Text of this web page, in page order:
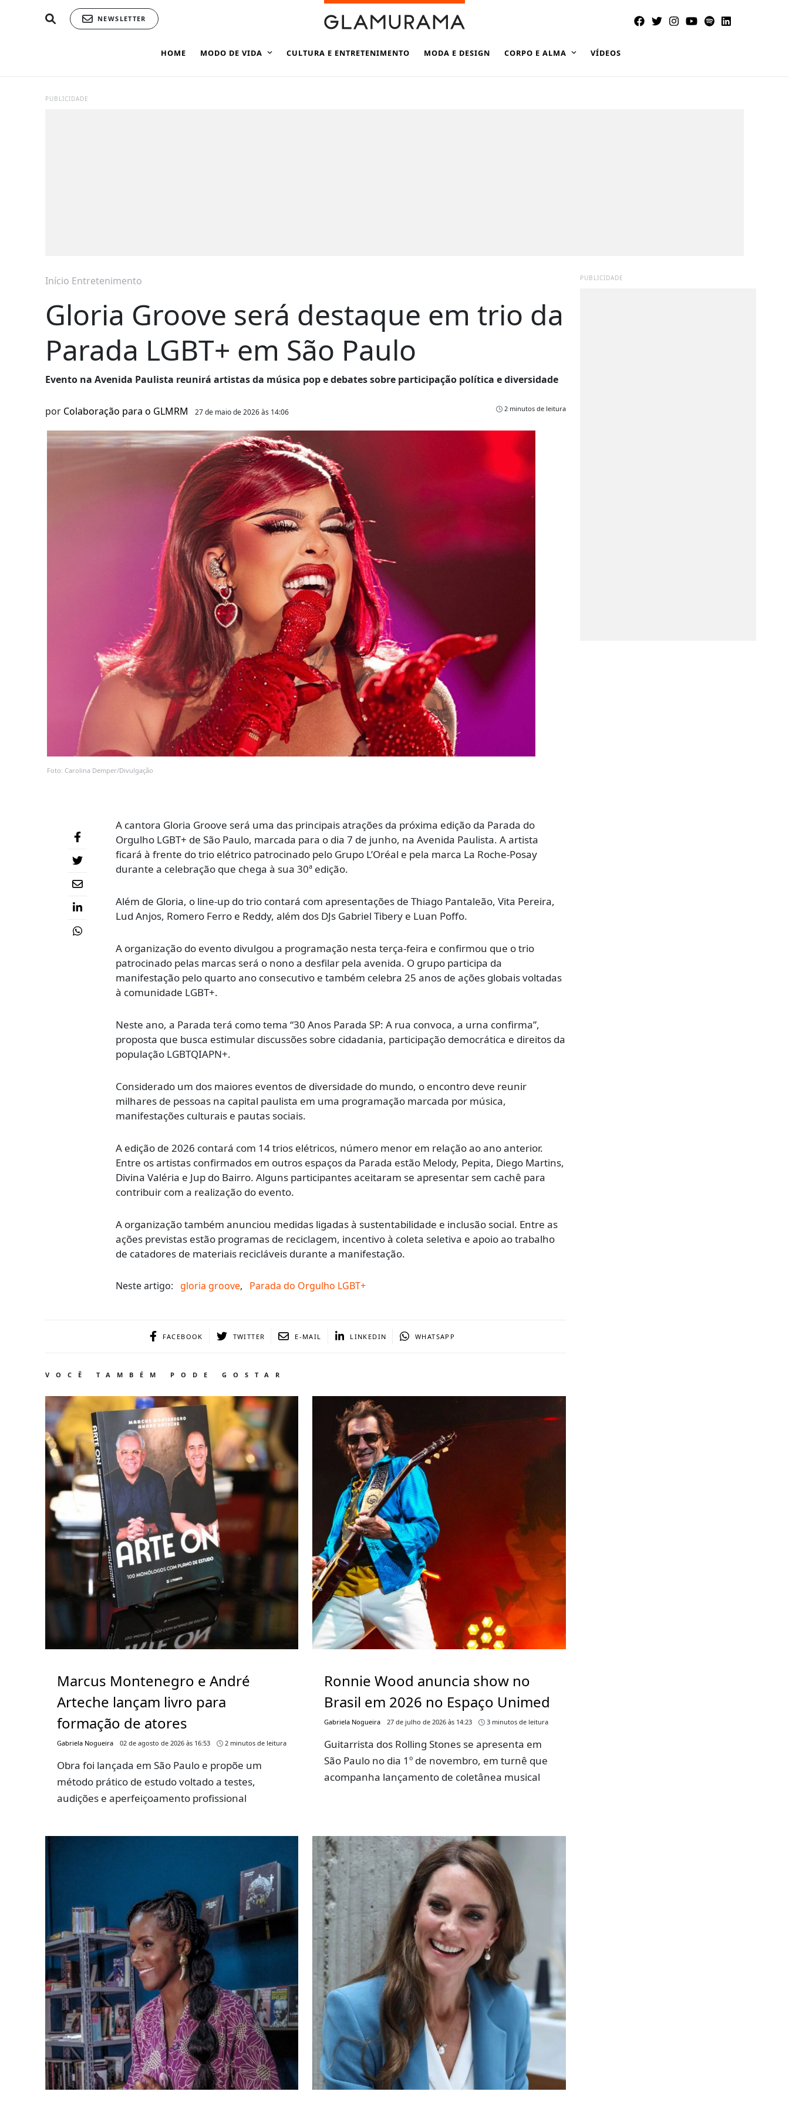
NEWSLETTER
HOME MODO DE VIDA CULTURA E ENTRETENIMENTO MODA E DESIGN CORPO E ALMA VÍDEOS
PUBLICIDADE
Início Entretenimento
Gloria Groove será destaque em trio da
Parada LGBT+ em São Paulo
Evento na Avenida Paulista reunirá artistas da música pop e debates sobre participação política e diversidade
por Colaboração para o GLMRM 27 de maio de 2026 às 14:06 2 minutos de leitura
Foto: Carolina Demper/Divulgação
A cantora Gloria Groove será uma das principais atrações da próxima edição da Parada do
Orgulho LGBT+ de São Paulo, marcada para o dia 7 de junho, na Avenida Paulista. A artista
ficará à frente do trio elétrico patrocinado pelo Grupo L’Oréal e pela marca La Roche-Posay
durante a celebração que chega à sua 30ª edição.
Além de Gloria, o line-up do trio contará com apresentações de Thiago Pantaleão, Vita Pereira,
Lud Anjos, Romero Ferro e Reddy, além dos DJs Gabriel Tibery e Luan Poffo.
A organização do evento divulgou a programação nesta terça-feira e confirmou que o trio
patrocinado pelas marcas será o nono a desfilar pela avenida. O grupo participa da
manifestação pelo quarto ano consecutivo e também celebra 25 anos de ações globais voltadas
à comunidade LGBT+.
Neste ano, a Parada terá como tema “30 Anos Parada SP: A rua convoca, a urna confirma”,
proposta que busca estimular discussões sobre cidadania, participação democrática e direitos da
população LGBTQIAPN+.
Considerado um dos maiores eventos de diversidade do mundo, o encontro deve reunir
milhares de pessoas na capital paulista em uma programação marcada por música,
manifestações culturais e pautas sociais.
A edição de 2026 contará com 14 trios elétricos, número menor em relação ao ano anterior.
Entre os artistas confirmados em outros espaços da Parada estão Melody, Pepita, Diego Martins,
Divina Valéria e Jup do Bairro. Alguns participantes aceitaram se apresentar sem cachê para
contribuir com a realização do evento.
A organização também anunciou medidas ligadas à sustentabilidade e inclusão social. Entre as
ações previstas estão programas de reciclagem, incentivo à coleta seletiva e apoio ao trabalho
de catadores de materiais recicláveis durante a manifestação.
Neste artigo: gloria groove, Parada do Orgulho LGBT+
FACEBOOK TWITTER E-MAIL LINKEDIN WHATSAPP
VOCÊ TAMBÉM PODE GOSTAR
Marcus Montenegro e André
Arteche lançam livro para
formação de atores
Gabriela Nogueira 02 de agosto de 2026 às 16:53 2 minutos de leitura
Obra foi lançada em São Paulo e propõe um
método prático de estudo voltado a testes,
audições e aperfeiçoamento profissional
Ronnie Wood anuncia show no
Brasil em 2026 no Espaço Unimed
Gabriela Nogueira 27 de julho de 2026 às 14:23 3 minutos de leitura
Guitarrista dos Rolling Stones se apresenta em
São Paulo no dia 1º de novembro, em turnê que
acompanha lançamento de coletânea musical
PUBLICIDADE